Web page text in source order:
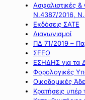
Ασφαλιστικές &
Ν.4387/2016,
Εκδόσεις ΣΑΤΕ
Διαγωνισμοί
ΠΔ 71/2019 –
ΣΕΕΟ
ΕΣΗΔΗΣ για τα
Φορολογικές
Οικοδομικές
Κρατήσεις υπέρ